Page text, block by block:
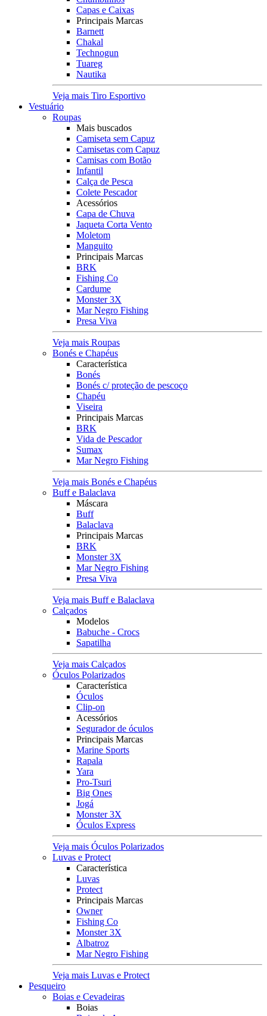
Capas e Caixas
Principais Marcas
Barnett
Chakal
Technogun
Tuareg
Nautika
Veja mais Tiro Esportivo
Vestuário
Roupas
Mais buscados
Camiseta sem Capuz
Camisetas com Capuz
Camisas com Botão
Infantil
Calça de Pesca
Colete Pescador
Acessórios
Capa de Chuva
Jaqueta Corta Vento
Moletom
Manguito
Principais Marcas
BRK
Fishing Co
Cardume
Monster 3X
Mar Negro Fishing
Presa Viva
Veja mais Roupas
Bonés e Chapéus
Característica
Bonés
Bonés c/ proteção de pescoço
Chapéu
Viseira
Principais Marcas
BRK
Vida de Pescador
Sumax
Mar Negro Fishing
Veja mais Bonés e Chapéus
Buff e Balaclava
Máscara
Buff
Balaclava
Principais Marcas
BRK
Monster 3X
Mar Negro Fishing
Presa Viva
Veja mais Buff e Balaclava
Calçados
Modelos
Babuche - Crocs
Sapatilha
Veja mais Calçados
Óculos Polarizados
Característica
Óculos
Clip-on
Acessórios
Segurador de óculos
Principais Marcas
Marine Sports
Rapala
Yara
Pro-Tsuri
Big Ones
Jogá
Monster 3X
Óculos Express
Veja mais Óculos Polarizados
Luvas e Protect
Característica
Luvas
Protect
Principais Marcas
Owner
Fishing Co
Monster 3X
Albatroz
Mar Negro Fishing
Veja mais Luvas e Protect
Pesqueiro
Boias e Cevadeiras
Boias